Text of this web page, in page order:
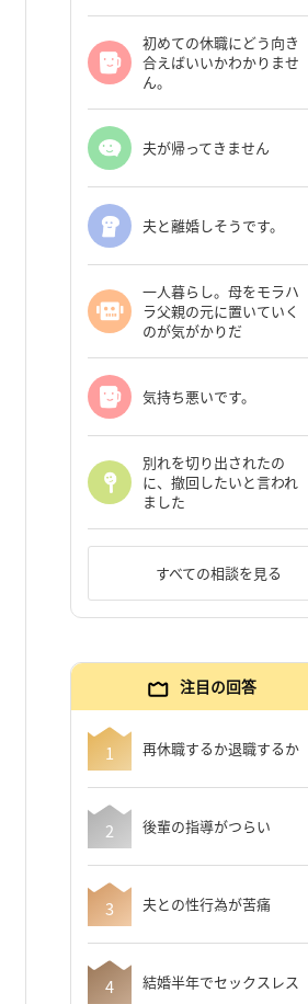
初めての休職にどう向き
合えばいいかわかりませ
ん。
夫が帰ってきません
夫と離婚しそうです。
一人暮らし。母をモラハ
ラ父親の元に置いていく
のが気がかりだ
気持ち悪いです。
別れを切り出されたの
に、撤回したいと言われ
ました
すべての相談を見る
注目の回答
再休職するか退職するか
後輩の指導がつらい
夫との性行為が苦痛
結婚半年でセックスレス